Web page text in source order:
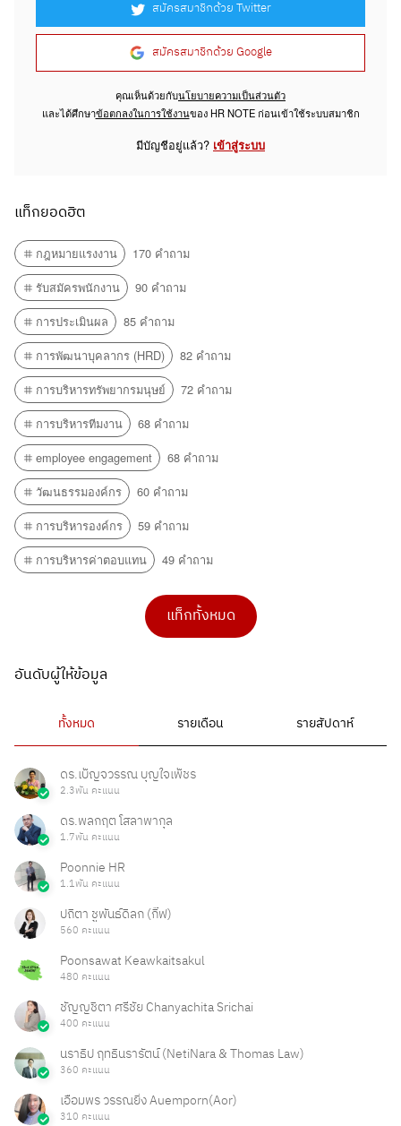
สมัครสมาชิกด้วย Twitter
สมัครสมาชิกด้วย Google
คุณเห็นด้วยกับนโยบายความเป็นส่วนตัว
และได้ศึกษาข้อตกลงในการใช้งานของ HR NOTE ก่อนเข้าใช้ระบบสมาชิก
มีบัญชีอยู่แล้ว? เข้าสู่ระบบ
แท็กยอดฮิต
กฎหมายแรงงาน
170 คำถาม
รับสมัครพนักงาน
90 คำถาม
การประเมินผล
85 คำถาม
การพัฒนาบุคลากร (HRD)
82 คำถาม
การบริหารทรัพยากรมนุษย์
72 คำถาม
การบริหารทีมงาน
68 คำถาม
employee engagement
68 คำถาม
วัฒนธรรมองค์กร
60 คำถาม
การบริหารองค์กร
59 คำถาม
การบริหารค่าตอบแทน
49 คำถาม
แท็กทั้งหมด
อันดับผู้ให้ข้อมูล
ทั้งหมด รายเดือน รายสัปดาห์
ดร.เบ็ญจวรรณ บุญใจเพ็ชร
2.3พัน คะแนน
ดร.พลกฤต โสลาพากุล
1.7พัน คะแนน
Poonnie HR
1.1พัน คะแนน
ปถิตา ชูพันธ์ดิลก (กิ๊ฟ)
560 คะแนน
Poonsawat Keawkaitsakul
480 คะแนน
ชัญญชิตา ศรีชัย Chanyachita Srichai
400 คะแนน
นราธิป ฤทธินรารัตน์ (NetiNara & Thomas Law)
360 คะแนน
เอื้อมพร วรรณยิ่ง Auemporn(Aor)
310 คะแนน